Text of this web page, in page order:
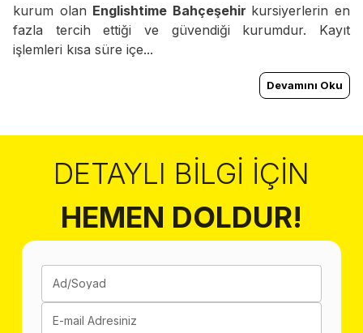
kurum olan Englishtime Bahçeşehir kursiyerlerin en
fazla tercih ettiği ve güvendiği kurumdur. Kayıt
işlemleri kısa süre içe...
Devamını Oku
DETAYLI BILGI İÇIN
HEMEN DOLDUR!
Ad/Soyad
E-mail Adresiniz